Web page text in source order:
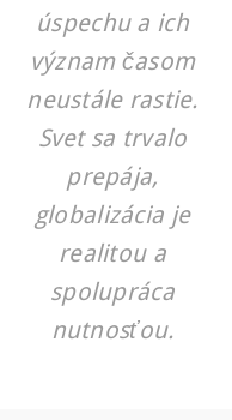
úspechu a ich
význam časom
neustále rastie.
Svet sa trvalo
prepája,
globalizácia je
realitou a
spolupráca
nutnosťou.